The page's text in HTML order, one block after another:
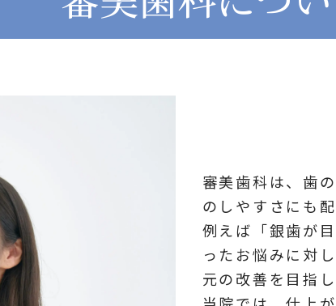
審美歯科は、歯
のしやすさにも
例えば「銀歯が
ったお悩みに対
元の改善を目指し